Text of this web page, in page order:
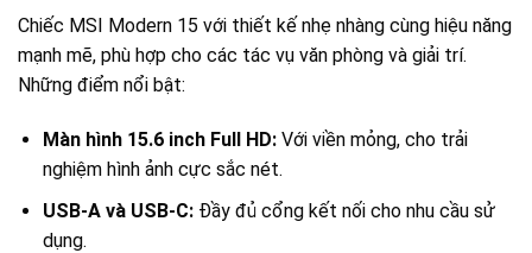
Chiếc MSI Modern 15 với thiết kế nhẹ nhàng cùng hiệu năng
mạnh mẽ, phù hợp cho các tác vụ văn phòng và giải trí.
Những điểm nổi bật:
Màn hình 15.6 inch Full HD:Với viền mỏng, cho trải
nghiệm hình ảnh cực sắc nét.
USB-A và USB-C:Đầy đủ cổng kết nối cho nhu cầu sử
dụng.